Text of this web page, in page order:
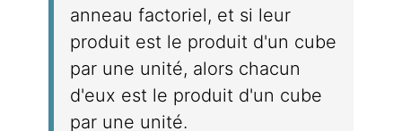
anneau factoriel, et si leur
produit est le produit d'un cube
par une unité, alors chacun
d'eux est le produit d'un cube
par une unité.